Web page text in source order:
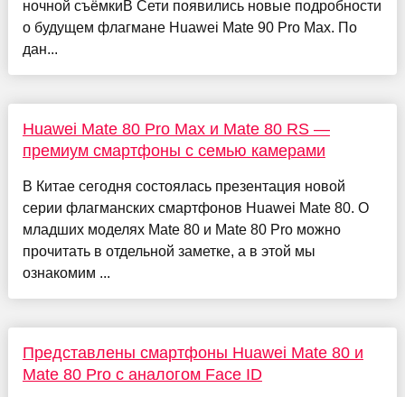
ночной съёмкиВ Сети появились новые подробности
о будущем флагмане Huawei Mate 90 Pro Max. По
дан...
Huawei Mate 80 Pro Max и Mate 80 RS —
премиум смартфоны с семью камерами
В Китае сегодня состоялась презентация новой
серии флагманских смартфонов Huawei Mate 80. О
младших моделях Mate 80 и Mate 80 Pro можно
прочитать в отдельной заметке, а в этой мы
ознакомим ...
Представлены смартфоны Huawei Mate 80 и
Mate 80 Pro с аналогом Face ID